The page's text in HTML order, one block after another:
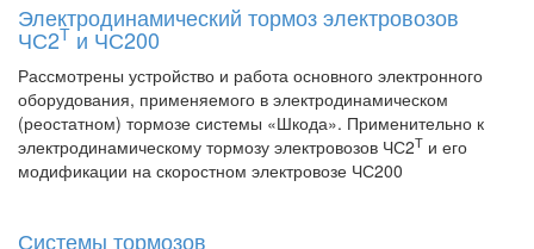
Электродинамический тормоз электровозов
ЧС2Т и ЧС200
Рассмотрены устройство и работа основного электронного
оборудования, применяемого в электродинамическом
(реостатном) тормозе системы «Шкода». Применительно к
электродинамическому тормозу электровозов ЧС2Т и его
модификации на скоростном электровозе ЧС200
Системы тормозов